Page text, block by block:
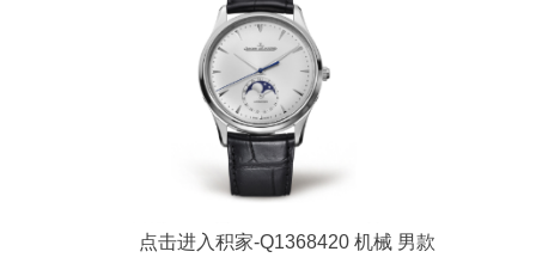
点击进入积家-Q1368420 机械 男款